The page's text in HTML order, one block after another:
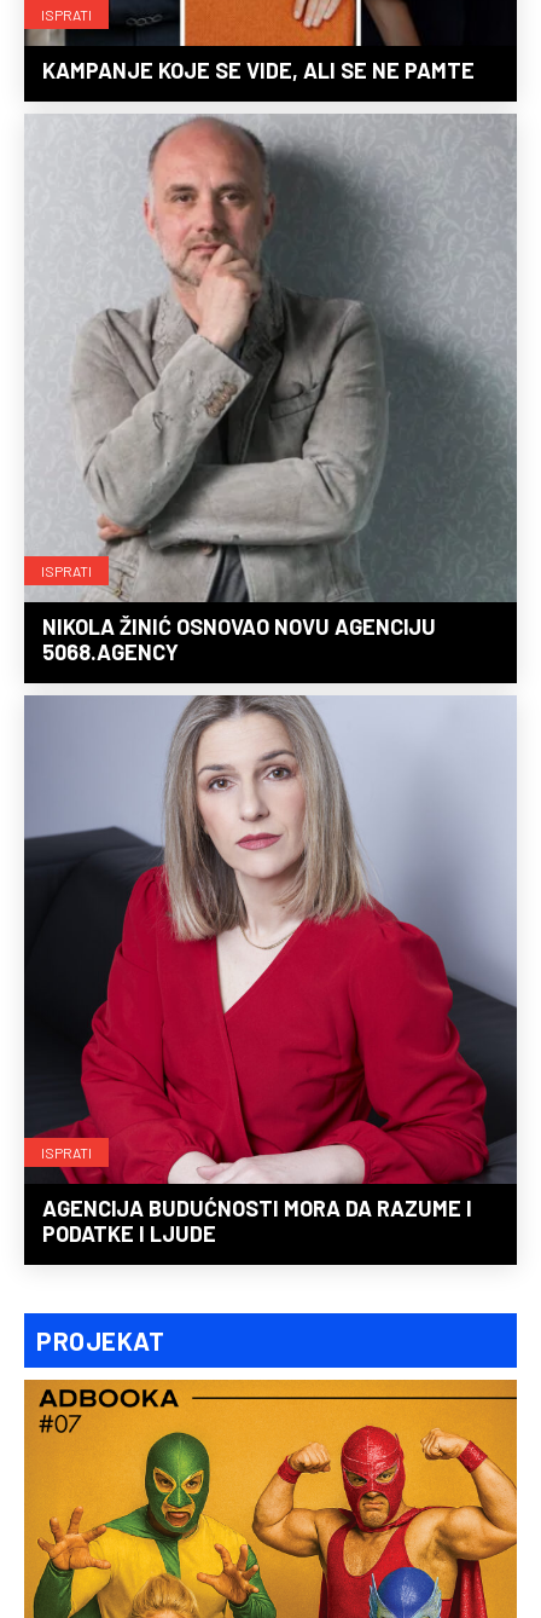
ISPRATI
KAMPANJE KOJE SE VIDE, ALI SE NE PAMTE
ISPRATI
NIKOLA ŽINIĆ OSNOVAO NOVU AGENCIJU
5068.AGENCY
ISPRATI
AGENCIJA BUDUĆNOSTI MORA DA RAZUME I
PODATKE I LJUDE
PROJEKAT